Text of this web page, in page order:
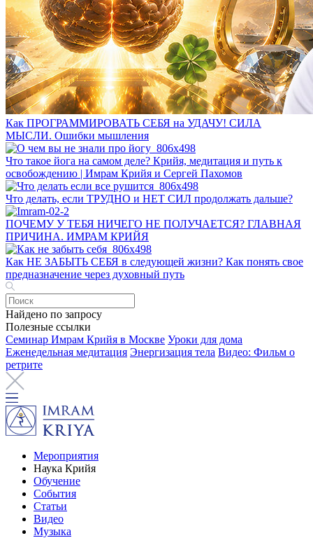
Как ПРОГРАММИРОВАТЬ СЕБЯ на УДАЧУ! СИЛА
МЫСЛИ. Ошибки мышления
Что такое йога на самом деле? Крийя, медитация и путь к
освобождению | Имрам Крийя и Сергей Пахомов
Что делать, если ТРУДНО и НЕТ СИЛ продолжать дальше?
ПОЧЕМУ У ТЕБЯ НИЧЕГО НЕ ПОЛУЧАЕТСЯ? ГЛАВНАЯ
ПРИЧИНА. ИМРАМ КРИЙЯ
Как НЕ ЗАБЫТЬ СЕБЯ в следующей жизни? Как понять свое
предназначение через духовный путь
Найдено по запросу
Полезные ссылки
Семинар Имрам Крийя в Москве Уроки для дома
Еженедельная медитация Энергизация тела Видео: Фильм о
ретрите
Мероприятия
Наука Крийя
Обучение
События
Статьи
Видео
Музыка